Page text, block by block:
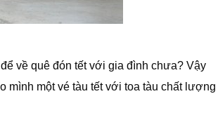
về quê đón tết với gia đình chưa? Vậy
mình một vé tàu tết với toa tàu chất lượng